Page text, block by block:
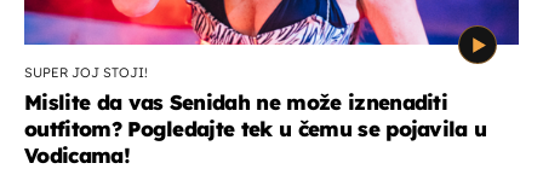
SUPER JOJ STOJI!
Mislite da vas Senidah ne može iznenaditi
outfitom? Pogledajte tek u čemu se pojavila u
Vodicama!